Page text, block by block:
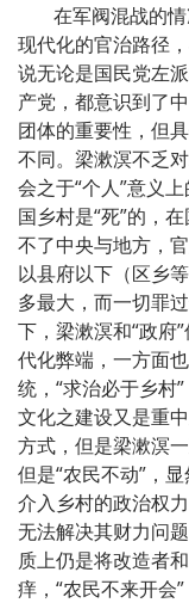
在军阀混战的
现代化的官治路径
说无论是国民党左
产党，都意识到了
团体的重要性，但
不同。梁漱溟不乏
会之于“个人”意义
国乡村是“死”的，
不了中央与地方，
以县府以下（区乡
多最大，而一切罪
下，梁漱溟和“政府
代化弊端，一方面
统，“求治必于乡村
文化之建设又是重
方式，但是梁漱溟
但是“农民不动”，
介入乡村的政治权
无法解决其财力问
质上仍是将改造者
痒，“农民不来开会”